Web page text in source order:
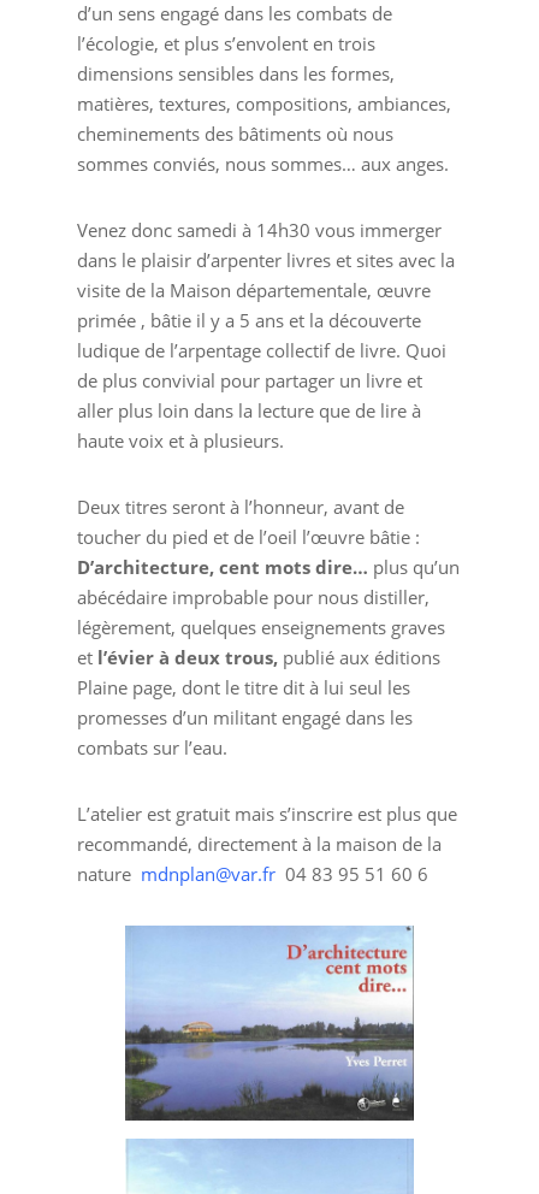
de La Garde.
CHUT…sans
mots dire !
d’un sens engagé dans les combats de
l’écologie, et plus s’envolent en trois
dimensions sensibles dans les formes,
matières, textures, compositions, ambiances,
cheminements des bâtiments où nous
sommes conviés, nous sommes… aux anges.
Venez donc samedi à 14h30 vous immerger
dans le plaisir d’arpenter livres et sites avec la
visite de la Maison départementale, œuvre
primée , bâtie il y a 5 ans et la découverte
ludique de l’arpentage collectif de livre. Quoi
de plus convivial pour partager un livre et
aller plus loin dans la lecture que de lire à
haute voix et à plusieurs.
Deux titres seront à l’honneur, avant de
toucher du pied et de l’oeil l’œuvre bâtie :
D’architecture, cent mots dire… plus qu’un
abécédaire improbable pour nous distiller,
légèrement, quelques enseignements graves
et l’évier à deux trous, publié aux éditions
Plaine page, dont le titre dit à lui seul les
promesses d’un militant engagé dans les
combats sur l’eau.
L’atelier est gratuit mais s’inscrire est plus que
recommandé, directement à la maison de la
nature mdnplan@var.fr 04 83 95 51 60 6